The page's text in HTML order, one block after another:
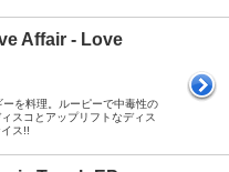
Affair - Love
を料理。ルーピーで中毒性の
スコとアップリフトなディス
ス!!